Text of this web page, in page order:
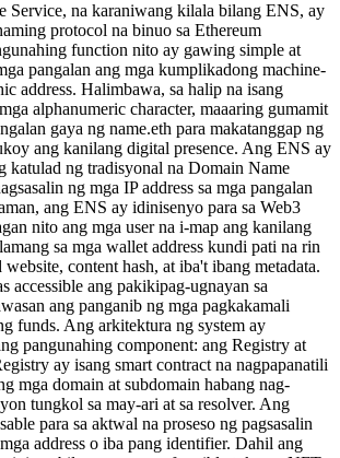
Service, na karaniwang kilala bilang ENS, ay
protocol na binuo sa Ethereum
function nito ay gawing simple at
pangalan ang mga kumplikadong machine-
address. Halimbawa, sa halip na isang
alphanumeric character, maaaring gumamit
gaya ng name.eth para makatanggap ng
ang kanilang digital presence. Ang ENS ay
katulad ng tradisyonal na Domain Name
ng mga IP address sa mga pangalan
ang ENS ay idinisenyo para sa Web3
nito ang mga user na i-map ang kanilang
sa mga wallet address kundi pati na rin
website, content hash, at iba't ibang metadata.
accessible ang pakikipag-ugnayan sa
ang panganib ng mga pagkakamali
funds. Ang arkitektura ng system ay
pangunahing component: ang Registry at
ay isang smart contract na nagpapanatili
mga domain at subdomain habang nag-
tungkol sa may-ari at sa resolver. Ang
para sa aktwal na proseso ng pagsasalin
address o iba pang identifier. Dahil ang